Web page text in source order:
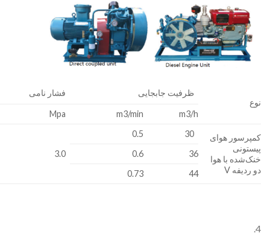
نوع
ظرفیت جابجایی فشار نامی
m3/h
m3/min
Mpa
کمپرسور هوای
پیستونی
خنک‌شده با هوا
دو ردیفه V
30
0.5
3.0
36
0.6
44
0.73
4.